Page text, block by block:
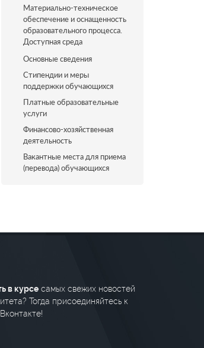
Материально-техническое
обеспечение и оснащенность
образовательного процесса.
Доступная среда
Основные сведения
Стипендии и меры
поддержки обучающихся
Платные образовательные
услуги
Финансово-хозяйственная
деятельность
Вакантные места для приема
(перевода) обучающихся
в курсе самых свежих новостей
Тогда присоединяйтесь к